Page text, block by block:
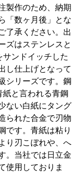
製作のため、納期
「数ヶ月後」とな
了承ください。出
ズはステンレスと
ンドイッチした
し仕上げとなって
シリーズです。鋼
と言われる青鋼
ない白紙にタング
られた合金で刃物
です。青紙は粘り
り刃こぼれや、へ
。当社では日立金
使用しておりま